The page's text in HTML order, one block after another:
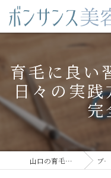
育毛に良い
日々の実
完
山口の育毛ならボンサンス美容室 ブログ